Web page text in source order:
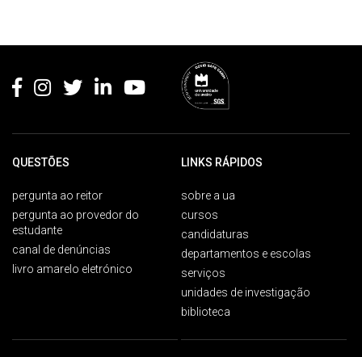
QUESTÕES
pergunta ao reitor
pergunta ao provedor do
estudante
canal de denúncias
livro amarelo eletrónico
LINKS RÁPIDOS
sobre a ua
cursos
candidaturas
departamentos e escolas
serviços
unidades de investigação
biblioteca